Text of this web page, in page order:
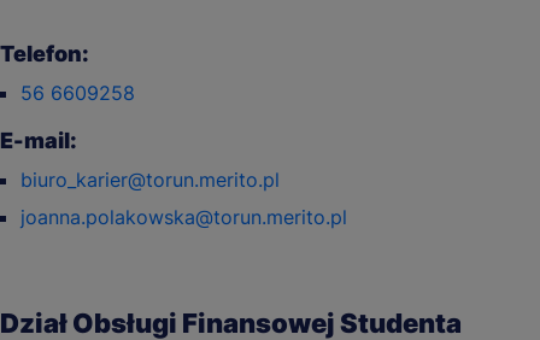
Telefon:
56 6609258
E-mail:
biuro_karier@torun.merito.pl
joanna.polakowska@torun.merito.pl
Dział Obsługi Finansowej Studenta